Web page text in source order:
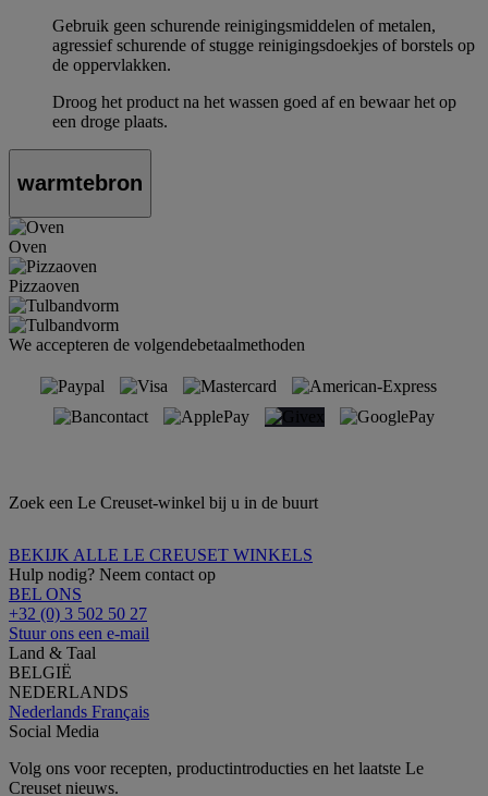
Gebruik geen schurende reinigingsmiddelen of metalen,
agressief schurende of stugge reinigingsdoekjes of borstels op
de oppervlakken.
Droog het product na het wassen goed af en bewaar het op
een droge plaats.
warmtebron
Oven
Pizzaoven
We accepteren de volgendebetaalmethoden
Zoek een Le Creuset-winkel bij u in de buurt
BEKIJK ALLE LE CREUSET WINKELS
Hulp nodig? Neem contact op
BEL ONS
+32 (0) 3 502 50 27
Stuur ons een e-mail
Land & Taal
BELGIË
NEDERLANDS
Nederlands Français
Social Media
Volg ons voor recepten, productintroducties en het laatste Le
Creuset nieuws.